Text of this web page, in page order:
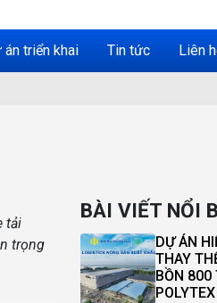
án triển khai Tin tức Liên
tải
trọng
BÀI VIẾT NỔI
DỰ ÁN
THAY
BỒN 800